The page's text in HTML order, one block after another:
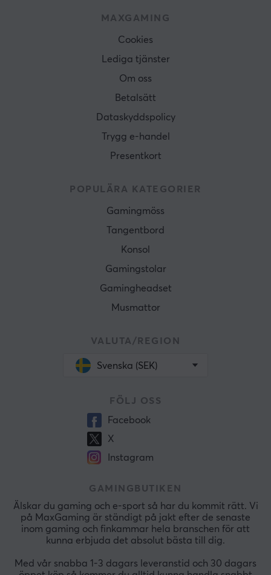
MAXGAMING
Cookies
Lediga tjänster
Om oss
Betalsätt
Dataskyddspolicy
Trygg e-handel
Presentkort
POPULÄRA KATEGORIER
Gamingmöss
Tangentbord
Konsol
Gamingstolar
Gamingheadset
Musmattor
VALUTA/REGION
Svenska (SEK)
FÖLJ OSS
Facebook
X
Instagram
GAMINGBUTIKEN
Älskar du gaming och e-sport så har du kommit rätt. Vi
på MaxGaming är ständigt på jakt efter de senaste
inom gaming och finkammar hela branschen för att
kunna erbjuda det absolut bästa till dig.
Med vår snabba 1-3 dagars leveranstid och 30 dagars